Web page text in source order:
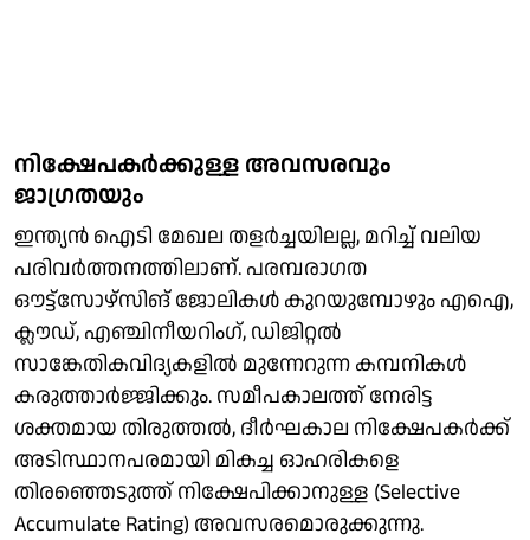
നിക്ഷേപകർക്കുള്ള അവസരവും
ജാഗ്രതയും
ഇന്ത്യൻ ഐടി മേഖല തളർച്ചയിലല്ല, മറിച്ച് വലിയ
പരിവർത്തനത്തിലാണ്. പരമ്പരാഗത
ഔട്ട്‌സോഴ്‌സിങ് ജോലികൾ കുറയുമ്പോഴും എഐ,
ക്ലൗഡ്, എഞ്ചിനീയറിം​ഗ്, ഡിജിറ്റൽ
സാങ്കേതികവിദ്യകളിൽ മുന്നേറുന്ന കമ്പനികൾ
കരുത്താർജ്ജിക്കും. സമീപകാലത്ത് നേരിട്ട
ശക്തമായ തിരുത്തൽ, ദീർഘകാല നിക്ഷേപകർക്ക്
അടിസ്ഥാനപരമായി മികച്ച ഓഹരികളെ
തിരഞ്ഞെടുത്ത് നിക്ഷേപിക്കാനുള്ള (Selective
Accumulate Rating) അവസരമൊരുക്കുന്നു.